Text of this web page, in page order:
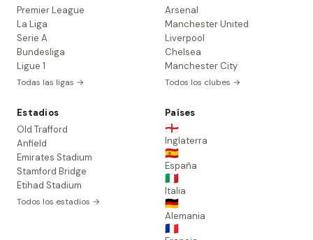
Premier League
La Liga
Serie A
Bundesliga
Ligue 1
Todas las ligas →
Arsenal
Manchester United
Liverpool
Chelsea
Manchester City
Todos los clubes →
Estadios
Old Trafford
Anfield
Emirates Stadium
Stamford Bridge
Etihad Stadium
Todos los estadios →
Países
🏴󠁧󠁢󠁥󠁮󠁧󠁿
Inglaterra
🇪🇸
España
🇮🇹
Italia
🇩🇪
Alemania
🇫🇷